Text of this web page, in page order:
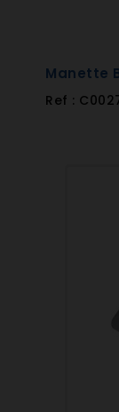
Manette
Ref :